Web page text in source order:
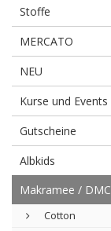
Stoffe
MERCATO
NEU
Kurse und Events
Gutscheine
Albkids
Makramee / DMC
Cotton